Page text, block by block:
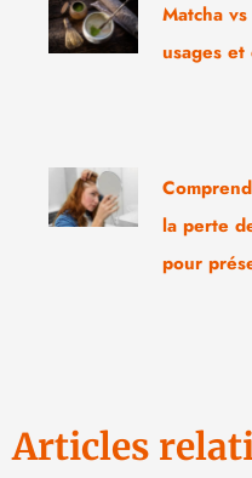
Matcha
usages et
la perte
pour
Articles